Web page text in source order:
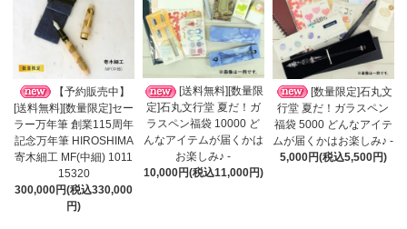
【予約販売中】
[送料無料][数量限定]セー
ラー万年筆 創業115周年
記念万年筆 HIROSHIMA
寄木細工 MF(中細) 1011
15320
300,000円(税込330,000
円)
[送料無料][数量限
定]石丸文行堂 夏だ！ガ
ラスペン福袋 10000 ど
んなアイテムが届くかは
お楽しみ♪ -
10,000円(税込11,000円)
[数量限定]石丸文
行堂 夏だ！ガラスペン
福袋 5000 どんなアイテ
ムが届くかはお楽しみ♪ -
5,000円(税込5,500円)